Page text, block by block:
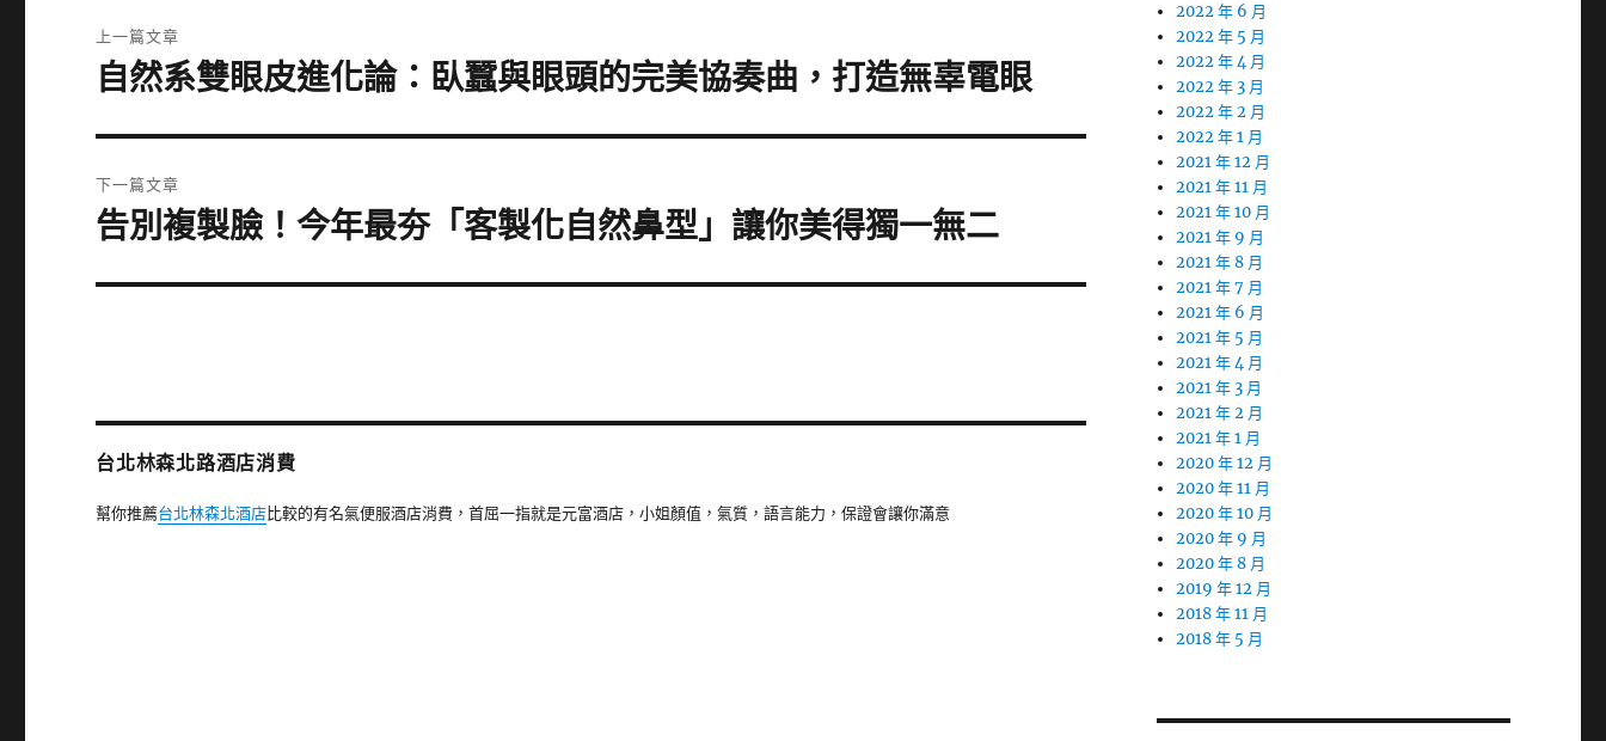
章
上一篇文章
上
篇
文
章:
自然系雙眼皮進化論：臥蠶與眼頭的完美協奏曲，打造無辜電眼
下一篇文章
下
篇
告別複製臉！今年最夯「客製化自然鼻型」讓你美得獨一無二
台北林森北路酒店消費
幫你推薦台北林森北酒店比較的有名氣便服酒店消費，首屈一指就是元富酒店，小姐顏值，氣質，語言能力，保證會讓你滿意
2022 年 6 月
2022 年 5 月
2022 年 4 月
2022 年 3 月
2022 年 2 月
2022 年 1 月
2021 年 12 月
2021 年 11 月
2021 年 10 月
2021 年 9 月
2021 年 8 月
2021 年 7 月
2021 年 6 月
2021 年 5 月
2021 年 4 月
2021 年 3 月
2021 年 2 月
2021 年 1 月
2020 年 12 月
2020 年 11 月
2020 年 10 月
2020 年 9 月
2020 年 8 月
2019 年 12 月
2018 年 11 月
2018 年 5 月